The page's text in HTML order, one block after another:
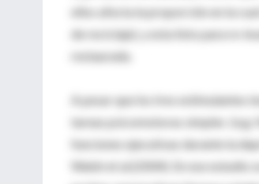
ellos afecta la proporción en la
de reciclaje), y esta listo para re-
restaurada.
A pesar que los tres estimulantes
tareas psicomotoras simples (e.g.
funciones ejecutivas durante la
Walsh et al.(2004). En ese